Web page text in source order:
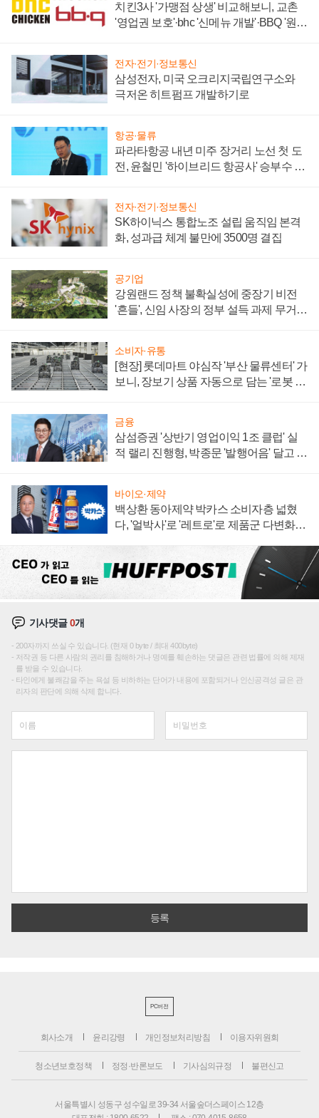
치킨3사 '가맹점 상생' 비교해보니, 교촌
'영업권 보호'·bhc '신메뉴 개발'·BBQ '원가
전자·전기·정보통신
삼성전자, 미국 오크리지국립연구소와
극저온 히트펌프 개발하기로
항공·물류
파라타항공 내년 미주 장거리 노선 첫 도
전, 윤철민 '하이브리드 항공사' 승부수 통
전자·전기·정보통신
SK하이닉스 통합노조 설립 움직임 본격
화, 성과급 체계 불만에 3500명 결집
공기업
강원랜드 정책 불확실성에 중장기 비전
'흔들', 신임 사장의 정부 설득 과제 무거워
소비자·유통
[현장] 롯데마트 야심작 '부산 물류센터' 가
보니, 장보기 상품 자동으로 담는 '로봇 40
금융
삼섬증권 '상반기 영업이익 1조 클럽' 실
적 랠리 진행형, 박종문 '발행어음' 달고 연
바이오·제약
백상환 동아제약 박카스 소비자층 넓혔
다, '얼박사'로 '레트로'로 제품군 다변화
기사댓글0개
200자까지 쓰실 수 있습니다. (현재 0 byte / 최대 400byte)
저작권 등 다른 사람의 권리를 침해하거나 명예를 훼손하는 댓글은 관련 법률에 의해 제재
를 받을 수 있습니다.
타인에게 불쾌감을 주는 욕설 등 비하하는 단어가 내용에 포함되거나 인신공격성 글은 관
리자의 판단에 의해 삭제 합니다.
PC버전
회사소개 윤리강령 개인정보처리방침 이용자위원회
청소년보호정책 정정·반론보도 기사심의규정 불편신고
서울특별시 성동구 성수일로 39-34 서울숲더스페이스 12층